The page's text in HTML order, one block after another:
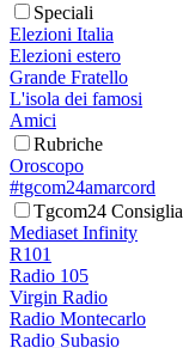
Speciali
Elezioni Italia
Elezioni estero
Grande Fratello
L'isola dei famosi
Amici
Rubriche
Oroscopo
#tgcom24amarcord
Tgcom24 Consiglia
Mediaset Infinity
R101
Radio 105
Virgin Radio
Radio Montecarlo
Radio Subasio